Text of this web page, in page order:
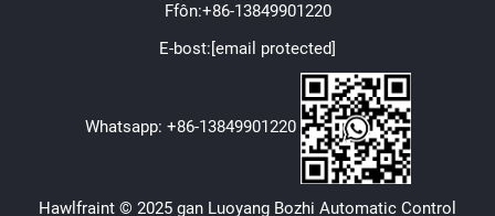
Ffôn:+86-13849901220
E-bost:[email protected]
Whatsapp: +86-13849901220
Hawlfraint © 2025 gan Luoyang Bozhi Automatic Control